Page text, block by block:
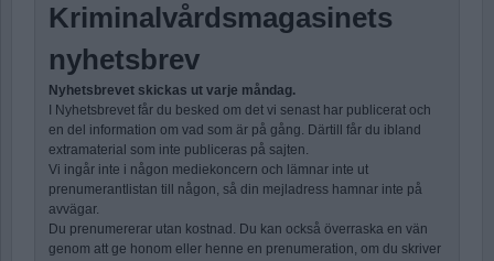
Kriminalvårdsmagasinets
nyhetsbrev
Nyhetsbrevet skickas ut varje måndag.
I Nyhetsbrevet får du besked om det vi senast har publicerat och
en del information om vad som är på gång. Därtill får du ibland
extramaterial som inte publiceras på sajten.
Vi ingår inte i någon mediekoncern och lämnar inte ut
prenumerantlistan till någon, så din mejladress hamnar inte på
avvägar.
Du prenumererar utan kostnad. Du kan också överraska en vän
genom att ge honom eller henne en prenumeration, om du skriver